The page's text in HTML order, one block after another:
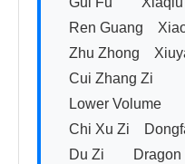
Ren Guang　
Zhu Zhong　
Cui Zhang Zi
Lower Volume
Chi Xu Zi　
Du Zi　　Dragon